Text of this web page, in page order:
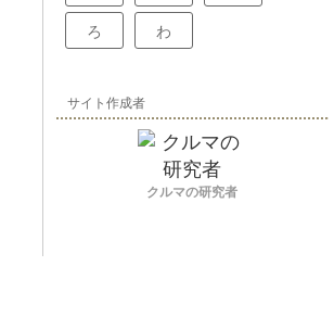
ろ わ
サイト作成者
クルマの研究者